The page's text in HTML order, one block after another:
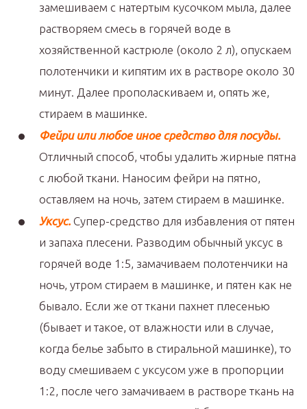
замешиваем с натертым кусочком мыла, далее
растворяем смесь в горячей воде в
хозяйственной кастрюле (около 2 л), опускаем
полотенчики и кипятим их в растворе около 30
минут. Далее прополаскиваем и, опять же,
стираем в машинке.
Фейри или любое иное средство для посуды.
Отличный способ, чтобы удалить жирные пятна
с любой ткани. Наносим фейри на пятно,
оставляем на ночь, затем стираем в машинке.
Уксус. Супер-средство для избавления от пятен
и запаха плесени. Разводим обычный уксус в
горячей воде 1:5, замачиваем полотенчики на
ночь, утром стираем в машинке, и пятен как не
бывало. Если же от ткани пахнет плесенью
(бывает и такое, от влажности или в случае,
когда белье забыто в стиральной машинке), то
воду смешиваем с уксусом уже в пропорции
1:2, после чего замачиваем в растворе ткань на